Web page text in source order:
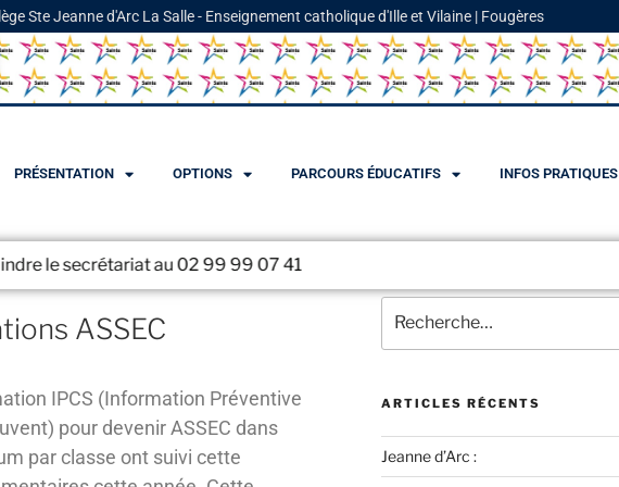
Ste Jeanne d'Arc La Salle - Enseignement catholique d'Ille et Vilaine | Fougères
PRÉSENTATION OPTIONS PARCOURS ÉDUCATIFS INFOS PRATIQUES
au 02 99 99 07 41
ASSEC
IPCS (Information Préventive
pour devenir ASSEC dans
par classe ont suivi cette
ARTICLES RÉCENTS
Jeanne d’Arc :